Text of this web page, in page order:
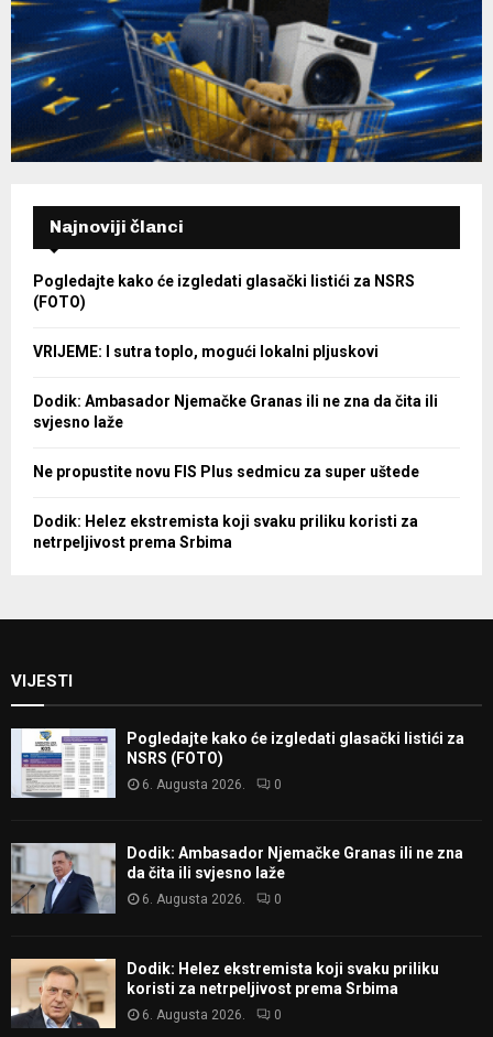
Najnoviji članci
Pogledajte kako će izgledati glasački listići za NSRS
(FOTO)
VRIJEME: I sutra toplo, mogući lokalni pljuskovi
Dodik: Ambasador Njemačke Granas ili ne zna da čita ili
svjesno laže
Ne propustite novu FIS Plus sedmicu za super uštede
Dodik: Helez ekstremista koji svaku priliku koristi za
netrpeljivost prema Srbima
VIJESTI
Pogledajte kako će izgledati glasački listići za
NSRS (FOTO)
6. Augusta 2026. 0
Dodik: Ambasador Njemačke Granas ili ne zna
da čita ili svjesno laže
6. Augusta 2026. 0
Dodik: Helez ekstremista koji svaku priliku
koristi za netrpeljivost prema Srbima
6. Augusta 2026. 0